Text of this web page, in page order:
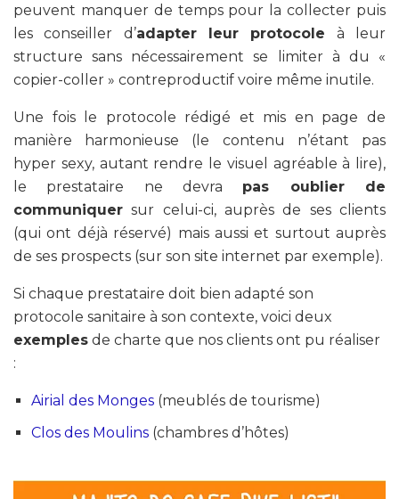
peuvent manquer de temps pour la collecter puis
les conseiller d’adapter leur protocole à leur
structure sans nécessairement se limiter à du «
copier-coller » contreproductif voire même inutile.
Une fois le protocole rédigé et mis en page de
manière harmonieuse (le contenu n’étant pas
hyper sexy, autant rendre le visuel agréable à lire),
le prestataire ne devra pas oublier de
communiquer sur celui-ci, auprès de ses clients
(qui ont déjà réservé) mais aussi et surtout auprès
de ses prospects (sur son site internet par exemple).
Si chaque prestataire doit bien adapté son
protocole sanitaire à son contexte, voici deux
exemples de charte que nos clients ont pu réaliser
:
Airial des Monges (meublés de tourisme)
Clos des Moulins (chambres d’hôtes)